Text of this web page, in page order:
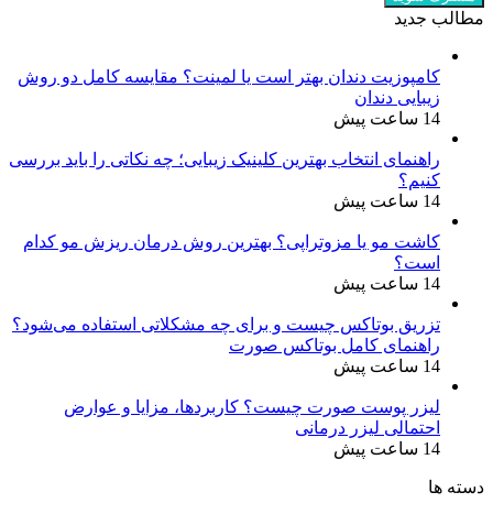
مطالب جدید
کامپوزیت دندان بهتر است یا لمینت؟ مقایسه کامل دو روش
زیبایی دندان
14 ساعت پیش
راهنمای انتخاب بهترین کلینیک زیبایی؛ چه نکاتی را باید بررسی
کنیم؟
14 ساعت پیش
کاشت مو یا مزوتراپی؟ بهترین روش درمان ریزش مو کدام
است؟
14 ساعت پیش
تزریق بوتاکس چیست و برای چه مشکلاتی استفاده می‌شود؟
راهنمای کامل بوتاکس صورت
14 ساعت پیش
لیزر پوست صورت چیست؟ کاربردها، مزایا و عوارض
احتمالی لیزر درمانی
14 ساعت پیش
دسته ها